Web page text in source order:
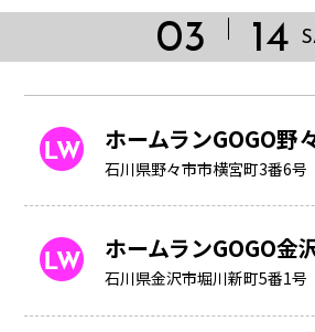
03 14
ホームランGOGO野
石川県野々市市横宮町3番6号
ホームランGOGO金
石川県金沢市堀川新町5番1号